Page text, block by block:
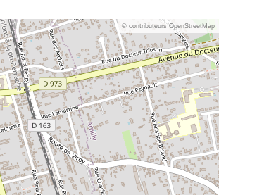
© contributeurs OpenStreetMap